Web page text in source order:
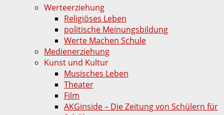
Werteerziehung
Religiöses Leben
politische Meinungsbildung
Werte Machen Schule
Medienerziehung
Kunst und Kultur
Musisches Leben
Theater
Film
AKGinside – Die Zeitung von Schülern für